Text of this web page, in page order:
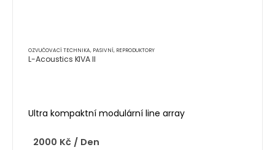
OZVUČOVACÍ TECHNIKA, PASIVNÍ, REPRODUKTORY
L-Acoustics KIVA II
Ultra kompaktní modulární line array
2000 Kč / Den